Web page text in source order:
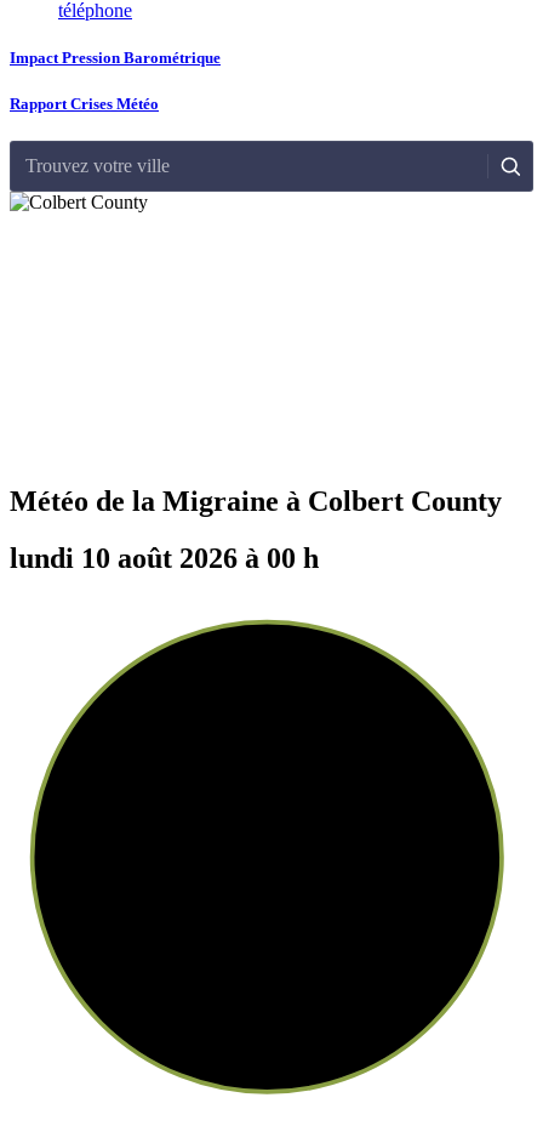
téléphone
Impact Pression Barométrique
Rapport Crises Météo
Trouvez votre ville
Météo de la Migraine à Colbert County
lundi 10 août 2026 à 00 h